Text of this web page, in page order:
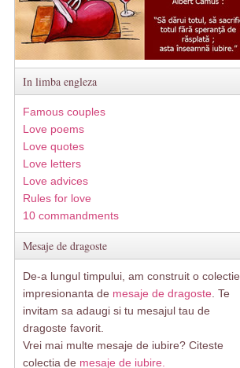
In limba engleza
Famous couples
Love poems
Love quotes
Love letters
Love advices
Rules for love
10 commandments
Mesaje de dragoste
De-a lungul timpului, am construit o colectie
impresionanta de mesaje de dragoste . Te
invitam sa adaugi si tu mesajul tau de
dragoste favorit.
Vrei mai multe mesaje de iubire? Citeste
colectia de mesaje de iubire.